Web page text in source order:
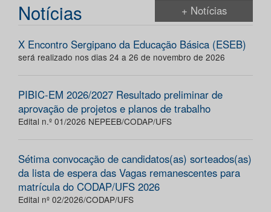
Notícias + Notícias
X Encontro Sergipano da Educação Básica (ESEB)
será realizado nos dias 24 a 26 de novembro de 2026
PIBIC-EM 2026/2027 Resultado preliminar de
aprovação de projetos e planos de trabalho
Edital n.º 01/2026 NEPEEB/CODAP/UFS
Sétima convocação de candidatos(as) sorteados(as)
da lista de espera das Vagas remanescentes para
matrícula do CODAP/UFS 2026
Edital nº 02/2026/CODAP/UFS